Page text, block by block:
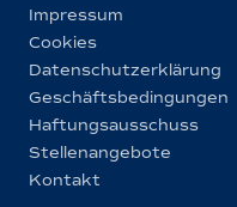
Impressum
Cookies
Datenschutzerklärung
Geschäftsbedingungen
Haftungsausschuss
Stellenangebote
Kontakt